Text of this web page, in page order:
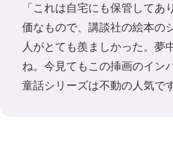
「これは自宅にも保管してあ
価なもので、講談社の絵本の
人がとても羨ましかった。夢
ね。今見てもこの挿画のイン
童話シリーズは不動の人気で